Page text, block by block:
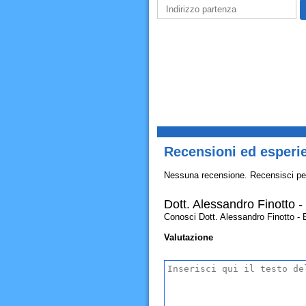
Recensioni ed
Nessuna recensione. Recensisci
Dott. Alessandro Finotto
Conosci Dott. Alessandro Finotto -
Valutazione